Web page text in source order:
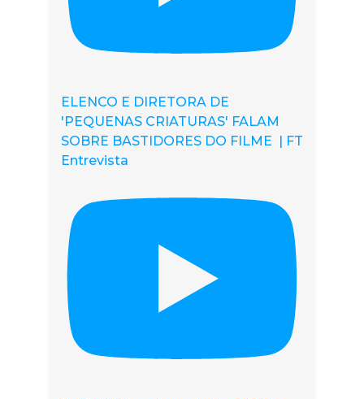
ELENCO E DIRETORA DE
'PEQUENAS CRIATURAS' FALAM
SOBRE BASTIDORES DO FILME | FT
Entrevista